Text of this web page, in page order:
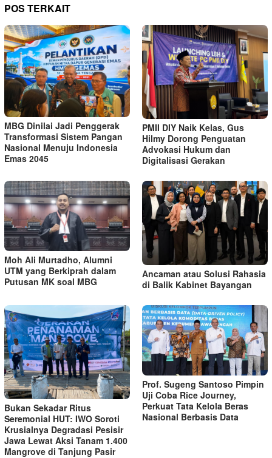
POS TERKAIT
MBG Dinilai Jadi Penggerak
Transformasi Sistem Pangan
Nasional Menuju Indonesia
Emas 2045
PMII DIY Naik Kelas, Gus
Hilmy Dorong Penguatan
Advokasi Hukum dan
Digitalisasi Gerakan
Moh Ali Murtadho, Alumni
UTM yang Berkiprah dalam
Putusan MK soal MBG
Ancaman atau Solusi Rahasia
di Balik Kabinet Bayangan
Bukan Sekadar Ritus
Seremonial HUT: IWO Soroti
Krusialnya Degradasi Pesisir
Jawa Lewat Aksi Tanam 1.400
Mangrove di Tanjung Pasir
Prof. Sugeng Santoso Pimpin
Uji Coba Rice Journey,
Perkuat Tata Kelola Beras
Nasional Berbasis Data